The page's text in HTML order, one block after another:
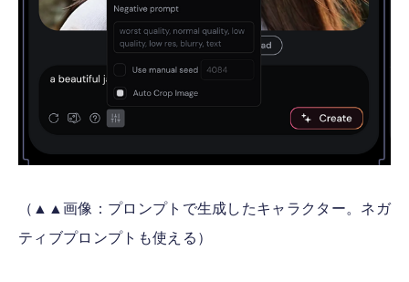
（▲▲画像：プロンプトで生成したキャラクター。ネガ
ティブプロンプトも使える）